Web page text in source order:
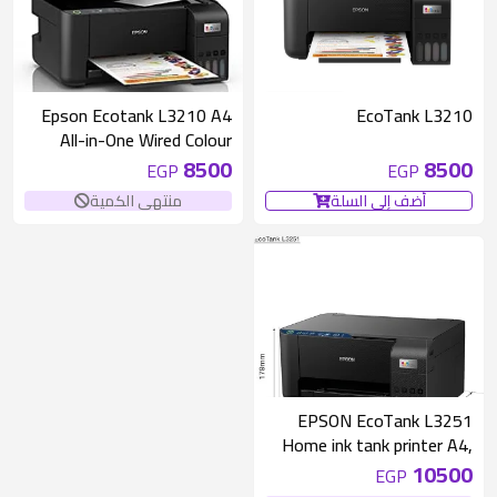
EcoTank L3210
8500
EGP
أضف إلى السلة
غير متوفر
Epson Ecotank L3210 A4
All-in-One Wired Colour
Home Inkjet Printers, Black
8500
EGP
منتهى الكمية
غير متوفرEPSON EcoTank L3251
Home ink tank printer A4,
colour, 3-in-1 printer with
10500
EGP